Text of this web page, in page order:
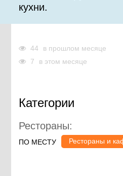
кухни.​
44
в прошлом месяце
7
в этом месяце
Категории
Рестораны:
ПО МЕСТУ Рестораны и